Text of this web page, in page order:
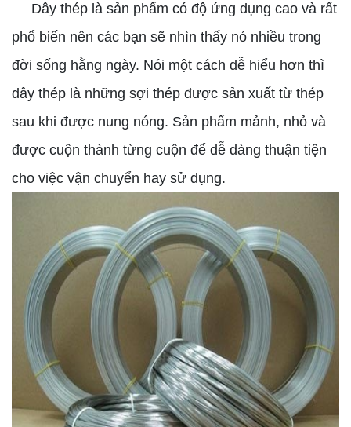
Dây thép là sản phẩm có độ ứng dụng cao và rất
phổ biến nên các bạn sẽ nhìn thấy nó nhiều trong
đời sống hằng ngày. Nói một cách dễ hiểu hơn thì
dây thép là những sợi thép được sản xuất từ thép
sau khi được nung nóng. Sản phẩm mảnh, nhỏ và
được cuộn thành từng cuộn để dễ dàng thuận tiện
cho việc vận chuyển hay sử dụng.